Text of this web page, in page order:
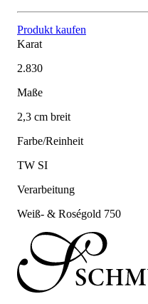
Produkt kaufen
Karat
2.830
Maße
2,3 cm breit
Farbe/Reinheit
TW SI
Verarbeitung
Weiß- & Roségold 750